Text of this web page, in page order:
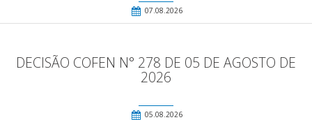
07.08.2026
DECISÃO COFEN N° 278 DE 05 DE AGOSTO DE
2026
05.08.2026